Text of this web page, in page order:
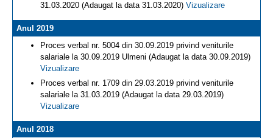
31.03.2020 (Adaugat la data 31.03.2020) Vizualizare
Anul 2019
Proces verbal nr. 5004 din 30.09.2019 privind veniturile
salariale la 30.09.2019 Ulmeni (Adaugat la data 30.09.2019)
Vizualizare
Proces verbal nr. 1709 din 29.03.2019 privind veniturile
salariale la 31.03.2019 (Adaugat la data 29.03.2019)
Vizualizare
Anul 2018